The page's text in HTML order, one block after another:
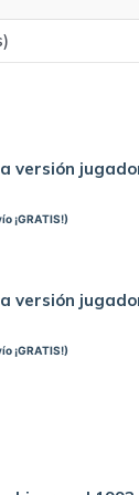
versión
¡GRATIS!)
versión
¡GRATIS!)